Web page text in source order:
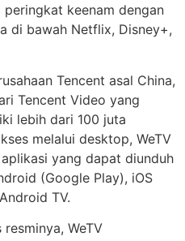
keenam dengan
di bawah Netflix, Disney+,
Tencent asal China,
Tencent Video yang
lebih dari 100 juta
melalui desktop, WeTV
yang dapat diunduh
(Google Play), iOS
TV.
WeTV